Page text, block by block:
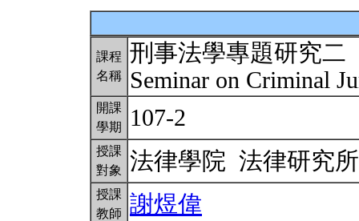
課程
名稱
刑事法學專題研究二
Seminar on Criminal
開課
學期
107-2
授課
對象
法律學院 法律研究
授課
教師
謝煜偉